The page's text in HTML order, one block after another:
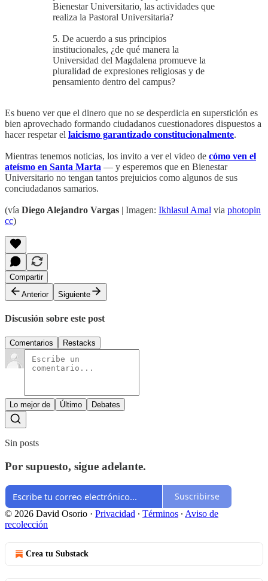
Bienestar Universitario, las actividades que
realiza la Pastoral Universitaria?
5. De acuerdo a sus principios
institucionales, ¿de qué manera la
Universidad del Magdalena promueve la
pluralidad de expresiones religiosas y de
pensamiento dentro del campus?
Es bueno ver que el dinero que no se desperdicia en superstición es
bien aprovechado formando ciudadanos cuestionadores dispuestos a
hacer respetar el laicismo garantizado constitucionalmente.
Mientras tenemos noticias, los invito a ver el video de cómo ven el
ateísmo en Santa Marta — y esperemos que en Bienestar
Universitario no tengan tantos prejuicios como algunos de sus
conciudadanos samarios.
(vía Diego Alejandro Vargas | Imagen: Ikhlasul Amal via photopin
cc)
Compartir
Anterior
Siguiente
Discusión sobre este post
Comentarios Restacks
Lo mejor de Último Debates
Sin posts
Por supuesto, sigue adelante.
Suscribirse
© 2026 David Osorio · Privacidad ∙ Términos ∙ Aviso de
recolección
Crea tu Substack